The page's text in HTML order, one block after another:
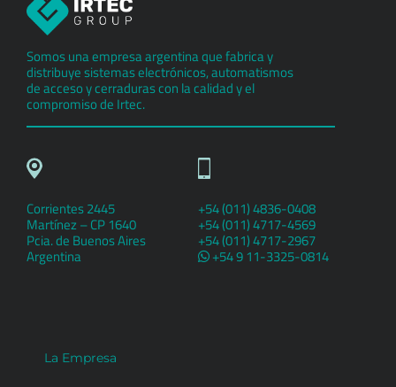
Somos una empresa argentina que fabrica y
distribuye sistemas electrónicos, automatismos
de acceso y cerraduras con la calidad y el
compromiso de Irtec.
Corrientes 2445
Martínez – CP 1640
Pcia. de Buenos Aires
Argentina
+54 (011) 4836-0408
+54 (011) 4717-4569
+54 (011) 4717-2967
+54 9 11-3325-0814
La Empresa